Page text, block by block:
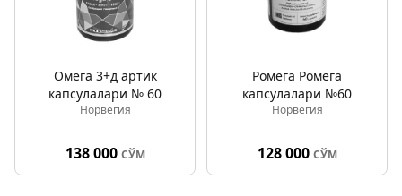
Омега 3+д артик
капсулалари № 60
Норвегия
138 000 СЎМ
Ромега Ромега
капсулалари №60
Норвегия
128 000 СЎМ